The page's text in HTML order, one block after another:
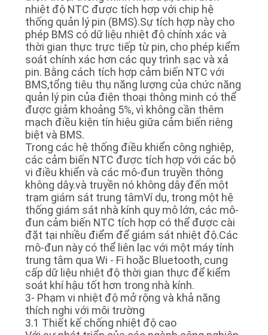
nhiệt độ NTC được tích hợp với chip hệ
thống quản lý pin (BMS).Sự tích hợp này cho
phép BMS có dữ liệu nhiệt độ chính xác và
thời gian thực trực tiếp từ pin, cho phép kiểm
soát chính xác hơn các quy trình sạc và xả
pin. Bằng cách tích hợp cảm biến NTC với
BMS,tổng tiêu thụ năng lượng của chức năng
quản lý pin của điện thoại thông minh có thể
được giảm khoảng 5%, vì không cần thêm
mạch điều kiện tín hiệu giữa cảm biến riêng
biệt và BMS.
Trong các hệ thống điều khiển công nghiệp,
các cảm biến NTC được tích hợp với các bộ
vi điều khiển và các mô-đun truyền thông
không dây.và truyền nó không dây đến một
trạm giám sát trung tâmVí dụ, trong một hệ
thống giám sát nhà kính quy mô lớn, các mô-
đun cảm biến NTC tích hợp có thể được cài
đặt tại nhiều điểm để giám sát nhiệt độ.Các
mô-đun này có thể liên lạc với một máy tính
trung tâm qua Wi - Fi hoặc Bluetooth, cung
cấp dữ liệu nhiệt độ thời gian thực để kiểm
soát khí hậu tốt hơn trong nhà kính.
3- Phạm vi nhiệt độ mở rộng và khả năng
thích nghi với môi trường
3.1 Thiết kế chống nhiệt độ cao